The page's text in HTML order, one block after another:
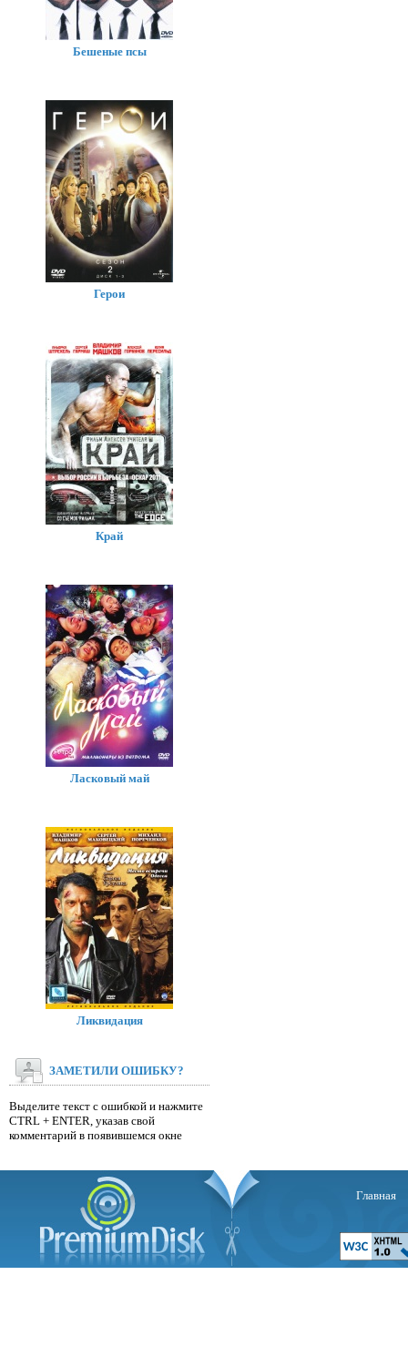
Бешеные псы
Герои
Край
Ласковый май
Ликвидация
ЗАМЕТИЛИ ОШИБКУ?
Выделите текст с ошибкой и нажмите
CTRL + ENTER, указав свой
комментарий в появившемся окне
Главная